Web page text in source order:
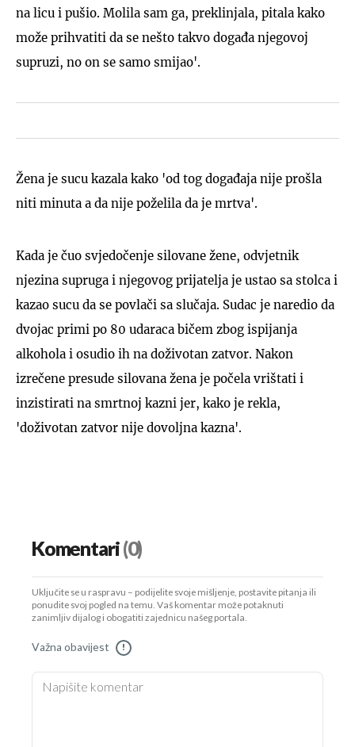
na licu i pušio. Molila sam ga, preklinjala, pitala kako
može prihvatiti da se nešto takvo događa njegovoj
supruzi, no on se samo smijao'.
Žena je sucu kazala kako 'od tog događaja nije prošla
niti minuta a da nije poželila da je mrtva'.
Kada je čuo svjedočenje silovane žene, odvjetnik
njezina supruga i njegovog prijatelja je ustao sa stolca i
kazao sucu da se povlači sa slučaja. Sudac je naredio da
dvojac primi po 80 udaraca bičem zbog ispijanja
alkohola i osudio ih na doživotan zatvor. Nakon
izrečene presude silovana žena je počela vrištati i
inzistirati na smrtnoj kazni jer, kako je rekla,
'doživotan zatvor nije dovoljna kazna'.
Komentari(0)
Uključite se u raspravu – podijelite svoje mišljenje, postavite pitanja ili
ponudite svoj pogled na temu. Vaš komentar može potaknuti
zanimljiv dijalog i obogatiti zajednicu našeg portala.
Važna obavijest !